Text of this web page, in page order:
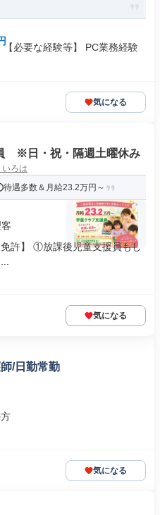
必要な経験等】 PC業務経験
気になる
※日・祝・隔週土曜休み
ろは
遇多数＆月給23.2万円～
許】 ①放課後児童支援員もし
気になる
/日勤常勤
気になる